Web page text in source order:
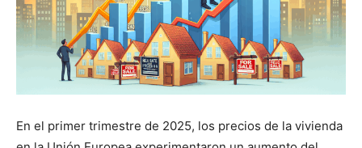
En el primer trimestre de 2025, los precios de la vivienda